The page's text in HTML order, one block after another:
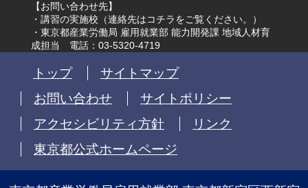
【お問い合わせ先】
・講習の実施校（連絡先はコチラをご覧ください。
）
・東京都産業労働局 雇用就業部 能力開発課 地域人材育
成担当 電話：03-5320-4719
トップ
サイトマップ
お問い合わせ
サイトポリシー
アクセシビリティ方針
リンク
東京都公式ホームページ